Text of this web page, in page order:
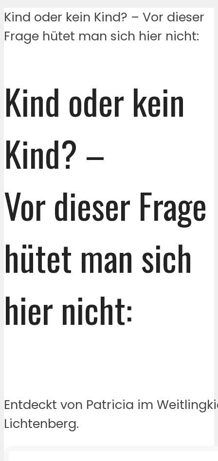
Kind oder kein Kind? – Vor dieser
Frage hütet man sich hier nicht:
Kind oder kein
Kind? –
Vor dieser Frage
hütet man sich
hier nicht:
Entdeckt von Patricia im
Lichtenberg.